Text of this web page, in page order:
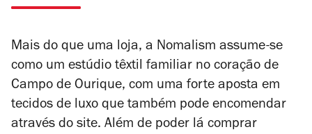
Mais do que uma loja, a Nomalism assume-se
como um estúdio têxtil familiar no coração de
Campo de Ourique, com uma forte aposta em
tecidos de luxo que também pode encomendar
através do site. Além de poder lá comprar